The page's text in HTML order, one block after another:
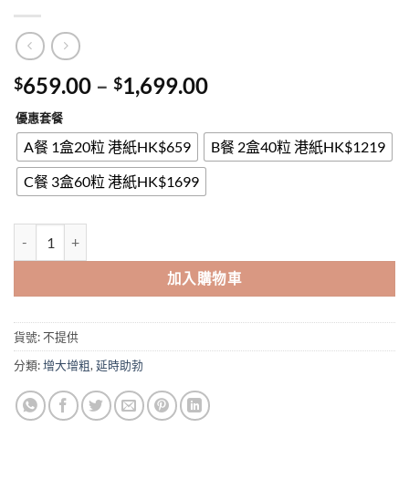
$659.00 – $1,699.00Price
$659.00
through
優惠套餐
A餐 1盒20粒 港紙HK$659
B餐 2盒40粒 港紙HK$1219
C餐 3盒60粒 港紙HK$1699
加入購物車
貨號:不提供
分類:增大增粗,延時助勃